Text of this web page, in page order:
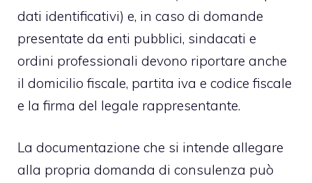
dati identificativi) e, in caso di domande
presentate da enti pubblici, sindacati e
ordini professionali devono riportare anche
il domicilio fiscale, partita iva e codice fiscale
e la firma del legale rappresentante.
La documentazione che si intende allegare
alla propria domanda di consulenza può